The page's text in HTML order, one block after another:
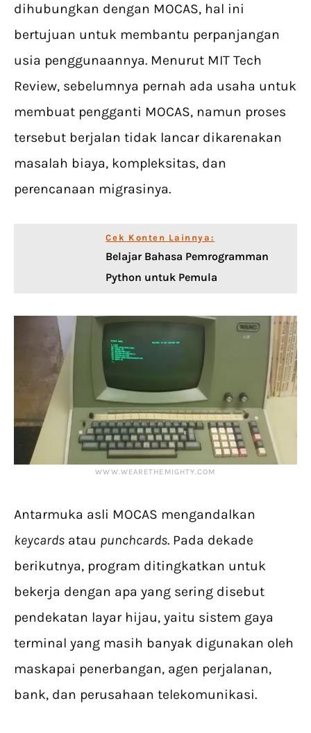
dihubungkan dengan MOCAS, hal ini
bertujuan untuk membantu perpanjangan
usia penggunaannya. Menurut MIT Tech
Review, sebelumnya pernah ada usaha untuk
membuat pengganti MOCAS, namun proses
tersebut berjalan tidak lancar dikarenakan
masalah biaya, kompleksitas, dan
perencanaan migrasinya.
Cek Konten Lainnya:
Belajar Bahasa Pemrogramman
Python untuk Pemula
WWW.WEARETHEMIGHTY.COM
Antarmuka asli MOCAS mengandalkan
keycards atau punchcards. Pada dekade
berikutnya, program ditingkatkan untuk
bekerja dengan apa yang sering disebut
pendekatan layar hijau, yaitu sistem gaya
terminal yang masih banyak digunakan oleh
maskapai penerbangan, agen perjalanan,
bank, dan perusahaan telekomunikasi.